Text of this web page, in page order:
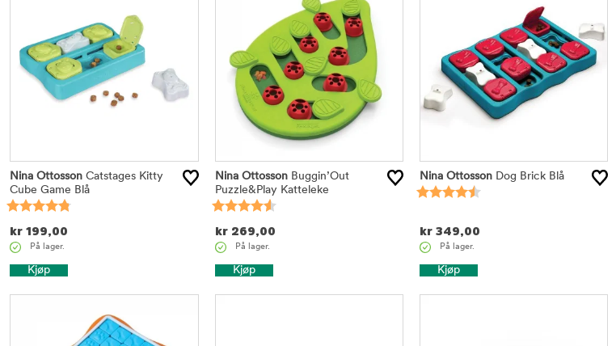
Nina Ottosson Catstages Kitty
Cube Game Blå
kr199,00
På lager.
Kjøp
Nina OttossonBuggin’Out
Puzzle&Play Katteleke
kr 269,00
På lager.
Kjøp
Nina OttossonDog Brick Blå
kr 349,00
På lager.
Kjøp